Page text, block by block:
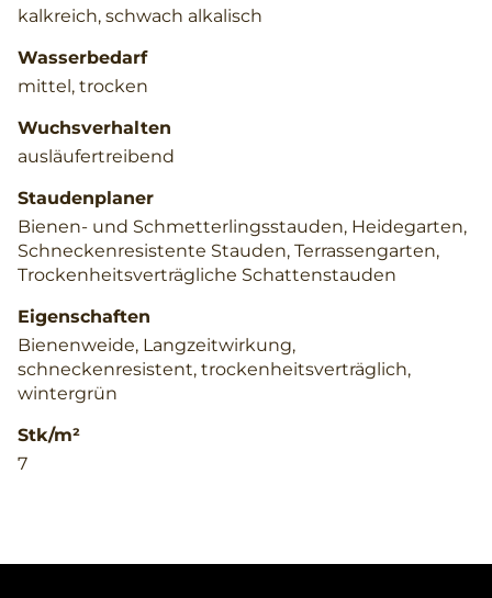
kalkreich, schwach alkalisch
Wasserbedarf
mittel, trocken
Wuchsverhalten
ausläufertreibend
Staudenplaner
Bienen- und Schmetterlingsstauden, Heidegarten,
Schneckenresistente Stauden, Terrassengarten,
Trockenheitsverträgliche Schattenstauden
Eigenschaften
Bienenweide, Langzeitwirkung,
schneckenresistent, trockenheitsverträglich,
wintergrün
Stk/m²
7